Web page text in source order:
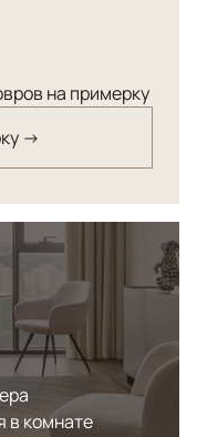
афганской
в себе
привнесет в
не только станет
но и
высокому
исполнения.
спальни или офиса,
на примерку
→
в комнате